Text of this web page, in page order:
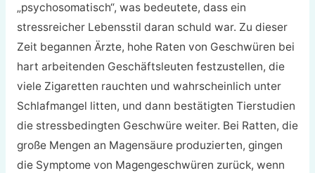
„psychosomatisch“, was bedeutete, dass ein
stressreicher Lebensstil daran schuld war. Zu dieser
Zeit begannen Ärzte, hohe Raten von Geschwüren bei
hart arbeitenden Geschäftsleuten festzustellen, die
viele Zigaretten rauchten und wahrscheinlich unter
Schlafmangel litten, und dann bestätigten Tierstudien
die stressbedingten Geschwüre weiter. Bei Ratten, die
große Mengen an Magensäure produzierten, gingen
die Symptome von Magengeschwüren zurück, wenn